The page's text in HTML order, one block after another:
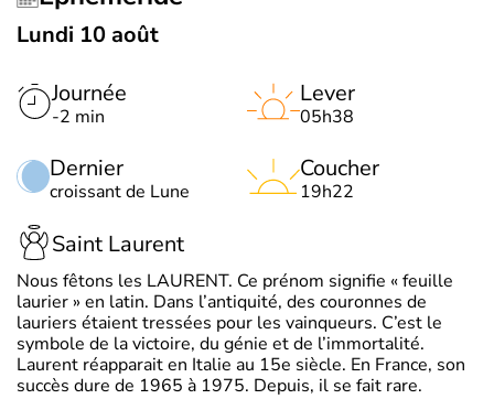
Lundi 10 août
Journée
-2 min
Dernier
croissant de Lune
Lever
05h38
Coucher
19h22
Saint Laurent
Nous fêtons les LAURENT. Ce prénom signifie « feuille
laurier » en latin. Dans l’antiquité, des couronnes de
lauriers étaient tressées pour les vainqueurs. C’est le
symbole de la victoire, du génie et de l’immortalité.
Laurent réapparait en Italie au 15e siècle. En France, son
succès dure de 1965 à 1975. Depuis, il se fait rare.